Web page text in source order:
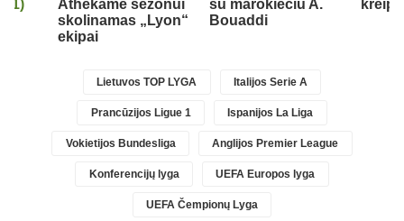
(1)
Athekame sezonui
skolinamas „Lyon“
ekipai
su marokiečiu A.
Bouaddi
Lietuvos TOP LYGA Italijos Serie A
Prancūzijos Ligue 1 Ispanijos La Liga
Vokietijos Bundesliga Anglijos Premier League
Konferencijų lyga UEFA Europos lyga
UEFA Čempionų Lyga